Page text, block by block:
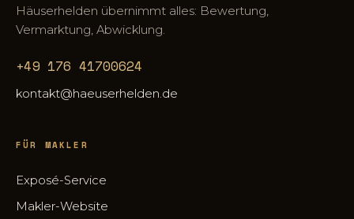
Häuserhelden übernimmt alles: Bewertung,
Vermarktung, Abwicklung.
+49 176 41700624
kontakt@haeuserhelden.de
FÜR MAKLER
Exposé-Service
Makler-Website